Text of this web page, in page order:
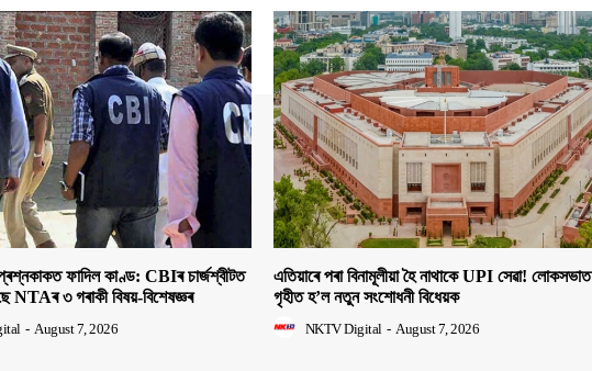
ফাদিল কাণ্ড: CBIৰ চাৰ্জশ্বীটত
NTAৰ ৩ গৰাকী বিষয়-বিশেষজ্ঞৰ
- August 7, 2026
এতিয়াৰে পৰা বিনামূলীয়া হৈ নাথাকে UPI সেৱা! লোকসভাত
গৃহীত হ’ল নতুন সংশোধনী বিধেয়ক
NKTV Digital - August 7, 2026